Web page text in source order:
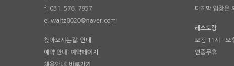
f. 031. 576. 7957
e. waltz0020@naver.com
찾아오시는길: 안내
예약 안내: 예약페이지
채용안내: 바로가기
마지막 입장은
레스토랑
오전 11시 – 오
연중무휴